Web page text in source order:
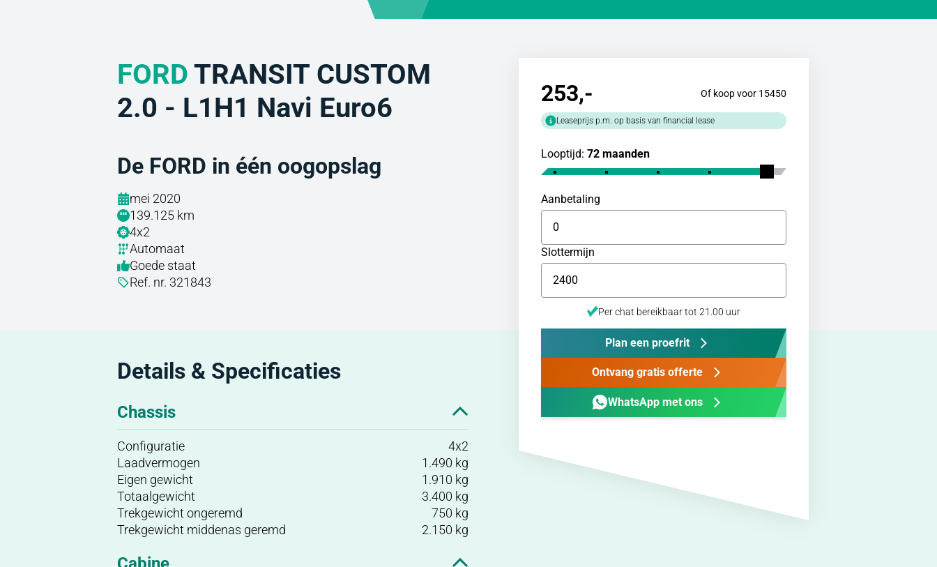
FORDTRANSIT CUSTOM
2.0 - L1H1 Navi Euro6
De FORD in één oogopslag
mei 2020
139.125 km
4x2
Automaat
Goede staat
Ref. nr. 321843
Details & Specificaties
Chassis
Configuratie
4x2
Laadvermogen
1.490 kg
Eigen gewicht
1.910 kg
Totaalgewicht
3.400 kg
Trekgewicht ongeremd
750 kg
Trekgewicht middenas geremd
2.150 kg
253,- Of koop voor 15450
Leaseprijs p.m. op basis van financial lease
Looptijd: 72 maanden
Aanbetaling
Slottermijn
Per chat bereikbaar tot 21.00 uur
Plan een proefrit
Ontvang gratis offerte
WhatsApp met ons